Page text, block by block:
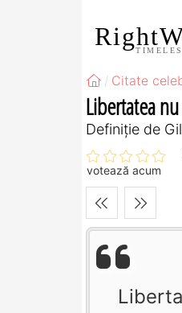
Citate
Libertatea
Definiţie de
votează acum